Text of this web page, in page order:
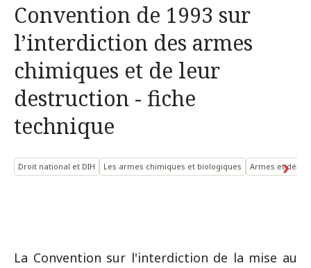
Convention de 1993 sur
l’interdiction des armes
chimiques et de leur
destruction - fiche
technique
Droit national et DIH Les armes chimiques et biologiques Armes et
La Convention sur l'interdiction de la mise au